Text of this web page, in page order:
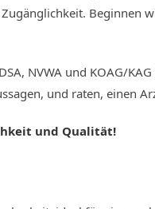
Beginnen
NVWA und KOAG/
und raten, einen
und Qualität!